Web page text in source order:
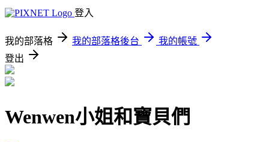
登入
我的部落格 我的部落格後台
我的帳號
登出
Wenwen小姐和寶貝們